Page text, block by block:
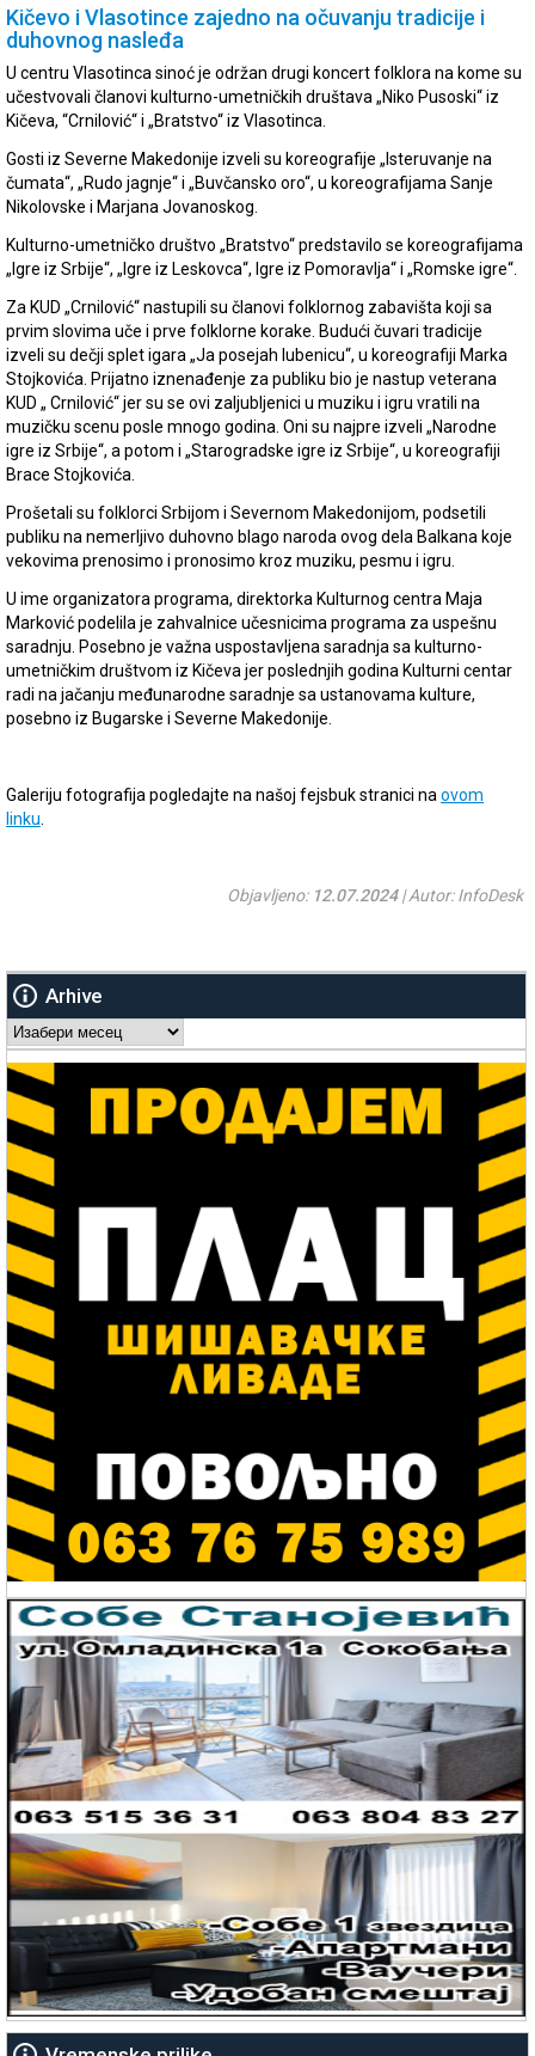
Kičevo i Vlasotince zajedno na očuvanju tradicije i
duhovnog nasleđa
U centru Vlasotinca sinoć je održan drugi koncert folklora na kome su
učestvovali članovi kulturno-umetničkih društava „Niko Pusoski“ iz
Kičeva, “Crnilović“ i „Bratstvo“ iz Vlasotinca.
Gosti iz Severne Makedonije izveli su koreografije „Isteruvanje na
čumata“, „Rudo jagnje“ i „Buvčansko oro“, u koreografijama Sanje
Nikolovske i Marjana Jovanoskog.
Kulturno-umetničko društvo „Bratstvo“ predstavilo se koreografijama
„Igre iz Srbije“, „Igre iz Leskovca“, Igre iz Pomoravlja“ i „Romske igre“.
Za KUD „Crnilović“ nastupili su članovi folklornog zabavišta koji sa
prvim slovima uče i prve folklorne korake. Budući čuvari tradicije
izveli su dečji splet igara „Ja posejah lubenicu“, u koreografiji Marka
Stojkovića. Prijatno iznenađenje za publiku bio je nastup veterana
KUD „ Crnilović“ jer su se ovi zaljubljenici u muziku i igru vratili na
muzičku scenu posle mnogo godina. Oni su najpre izveli „Narodne
igre iz Srbije“, a potom i „Starogradske igre iz Srbije“, u koreografiji
Brace Stojkovića.
Prošetali su folklorci Srbijom i Severnom Makedonijom, podsetili
publiku na nemerljivo duhovno blago naroda ovog dela Balkana koje
vekovima prenosimo i pronosimo kroz muziku, pesmu i igru.
U ime organizatora programa, direktorka Kulturnog centra Maja
Marković podelila je zahvalnice učesnicima programa za uspešnu
saradnju. Posebno je važna uspostavljena saradnja sa kulturno-
umetničkim društvom iz Kičeva jer poslednjih godina Kulturni centar
radi na jačanju međunarodne saradnje sa ustanovama kulture,
posebno iz Bugarske i Severne Makedonije.
Galeriju fotografija pogledajte na našoj fejsbuk stranici na ovom
linku
Objavljeno: 12.07.2024| Autor: InfoDesk
Arhive
Arhive